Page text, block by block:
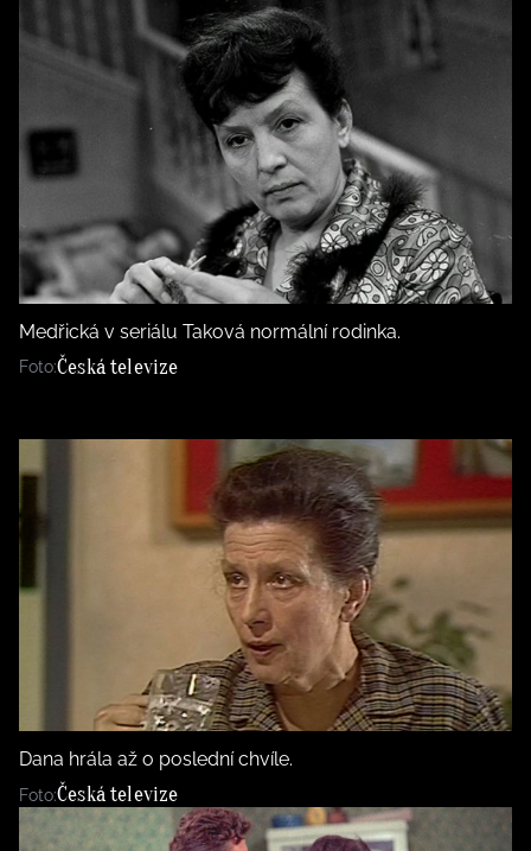
Medřická v seriálu Taková normální rodinka.
Foto:Česká televize
Dana hrála až o poslední chvíle.
Foto:Česká televize